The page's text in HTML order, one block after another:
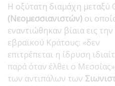
H οξύτατη διαμάχη
(Νεομεσσιανιστών) οι
εναντιώθηκαν βίαια εις
εβραϊκού Κράτους: «δεν
επιτρέπεται η ίδρυση
παρά όταν έλθει ο
των αντιπάλων των